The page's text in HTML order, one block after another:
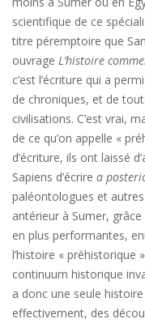
scientifique de ce
titre péremptoire que
ouvrage L’histoire
c’est l’écriture qui a
de chroniques, et de
civilisations. C’est vrai,
de ce qu’on appelle «
d’écriture, ils ont laissé
Sapiens d’écrire a
paléontologues et
antérieur à Sumer,
en plus performantes,
l’histoire « préhistorique
continuum historique
a donc une seule
effectivement, des